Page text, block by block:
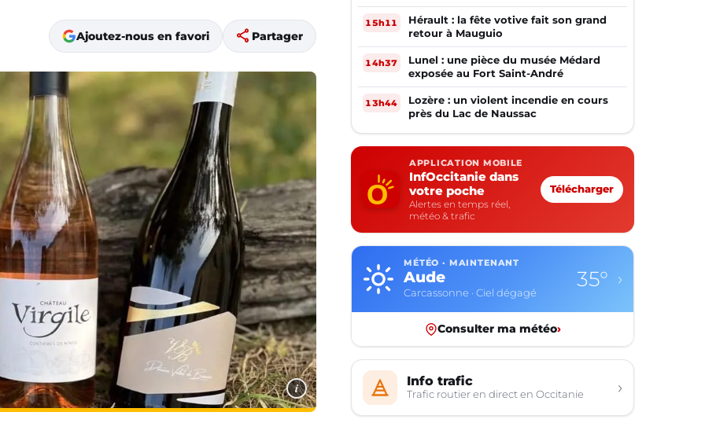
Ajoutez-nous en favori share Partager
i
15h11
Hérault : la fête votive fait son grand
retour à Mauguio
14h37
Lunel : une pièce du musée Médard
exposée au Fort Saint-André
13h44
Lozère : un violent incendie en cours
près du Lac de Naussac
APPLICATION MOBILE
InfOccitanie dans
votre poche
Alertes en temps réel,
météo & trafic
Télécharger
MÉTÉO · MAINTENANT
Aude
Carcassonne · Ciel dégagé
35° ›
Consulter ma météo›
Info trafic
Trafic routier en direct en Occitanie ›